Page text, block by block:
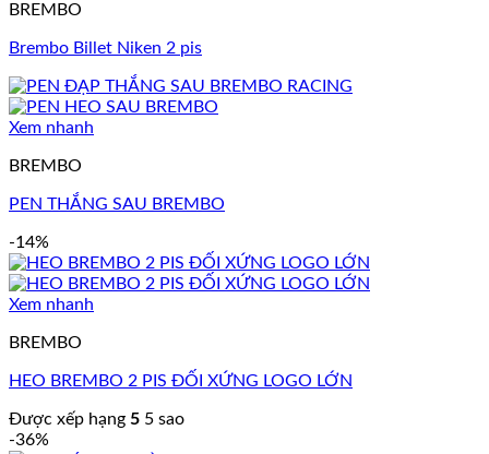
BREMBO
Brembo Billet Niken 2 pis
Xem nhanh
BREMBO
PEN THẮNG SAU BREMBO
-14%
Xem nhanh
BREMBO
HEO BREMBO 2 PIS ĐỐI XỨNG LOGO LỚN
Được xếp hạng 5 5 sao
-36%